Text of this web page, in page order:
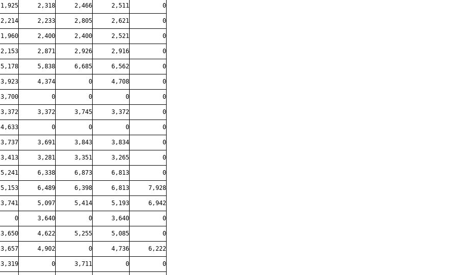
1,925 2,318 2,466 2,511 0
2,214 2,233 2,805 2,621 0
1,960 2,400 2,400 2,521 0
2,153 2,871 2,926 2,916 0
5,178 5,838 6,685 6,562 0
3,923 4,374 0 4,708 0
3,700 0 0 0 0
3,372 3,372 3,745 3,372 0
4,633 0 0 0 0
3,737 3,691 3,843 3,834 0
3,413 3,281 3,351 3,265 0
5,241 6,338 6,873 6,813 0
5,153 6,489 6,398 6,813 7,928
3,741 5,097 5,414 5,193 6,942
0 3,640 0 3,640 0
3,650 4,622 5,255 5,085 0
3,657 4,902 0 4,736 6,222
3,319 0 3,711 0 0